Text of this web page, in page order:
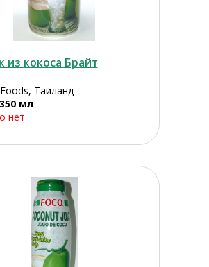
из кокоса Брайт
Таиланд
мл
нет